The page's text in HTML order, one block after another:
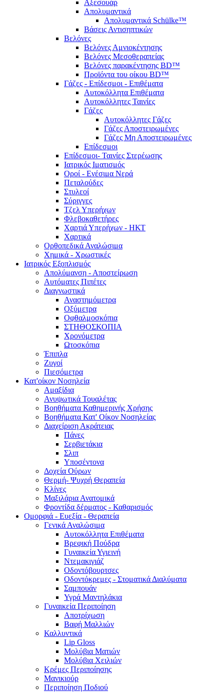
Αξεσουάρ
Απολυμαντικά
Απολυμαντικά Schülke™
Βάσεις Αντισηπτικών
Βελόνες
Βελόνες Αμνιοκέντησης
Βελόνες Μεσοθεραπείας
Βελόνες παρακέντησης BD™
Προϊόντα του οίκου BD™
Γάζες - Επίδεσμοι - Επιθέματα
Αυτοκόλλητα Επιθέματα
Αυτοκόλλητες Ταινίες
Γάζες
Αυτοκόλλητες Γάζες
Γάζες Αποστειρωμένες
Γάζες Μη Αποστειρωμένες
Επίδεσμοι
Επίδεσμοι- Ταινίες Στερέωσης
Ιατρικός Ιματισμός
Οροί - Ενέσιμα Νερά
Πεταλούδες
Στυλεοί
Σύριγγες
Τζελ Υπερήχων
Φλεβοκαθετήρες
Χαρτιά Υπερήχων - ΗΚΤ
Χαρτικά
Ορθοπεδικά Αναλώσιμα
Χημικά - Χρωστικές
Ιατρικός Εξοπλισμός
Απολύμανση - Αποστείρωση
Αυτόματες Πιπέτες
Διαγνωστικά
Αναστημόμετρα
Οξύμετρα
Οφθαλμοσκόπια
ΣΤΗΘΟΣΚΟΠΙΑ
Χρονόμετρα
Ωτοσκόπια
Έπιπλα
Ζυγοί
Πιεσόμετρα
Κατ'οίκον Νοσηλεία
Αμαξίδια
Ανυψωτικά Τουαλέτας
Βοηθήματα Καθημερινής Χρήσης
Βοηθήματα Κατ' Οίκον Νοσηλείας
Διαχείριση Ακράτειας
Πάνες
Σερβιετάκια
Σλιπ
Υποσέντονα
Δοχεία Ούρων
Θερμή- Ψυχρή Θεραπεία
Κλίνες
Μαξιλάρια Ανατομικά
Φροντίδα δέρματος - Καθαρισμός
Ομορφιά - Ευεξία - Θεραπεία
Γενικά Αναλώσιμα
Αυτοκόλλητα Επιθέματα
Βρεφική Πούδρα
Γυναικεία Υγιεινή
Ντεμακιγιάζ
Οδοντόβουρτσες
Οδοντόκρεμες - Στοματικά Διαλύματα
Σαμπουάν
Υγρά Μαντηλάκια
Γυναικεία Περιποίηση
Αποτρίχωση
Βαφή Μαλλιών
Καλλυντικά
Lip Gloss
Μολύβια Ματιών
Μολύβια Χειλιών
Κρέμες Περιποίησης
Μανικιούρ
Περιποίηση Ποδιού